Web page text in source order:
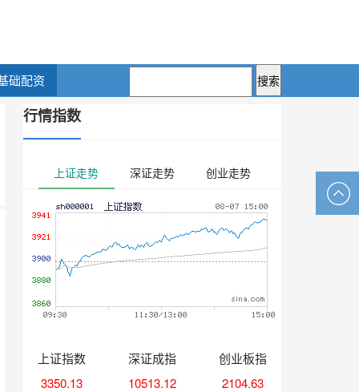
础配资
行情指数
上证走势 深证走势 创业走势
上证指数
3350.13
深证成指
10513.12
创业板指
2104.63